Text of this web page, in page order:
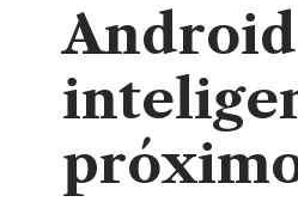
Android